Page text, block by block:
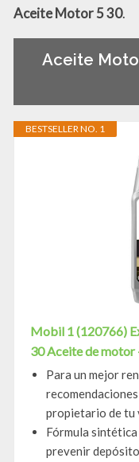
Aceite Motor 5 30.
Aceite
BESTSELLER NO. 1
Mobil 1 (120766)
30 Aceite de motor
Para un mejor
propietario de tu
Fórmula
prevenir